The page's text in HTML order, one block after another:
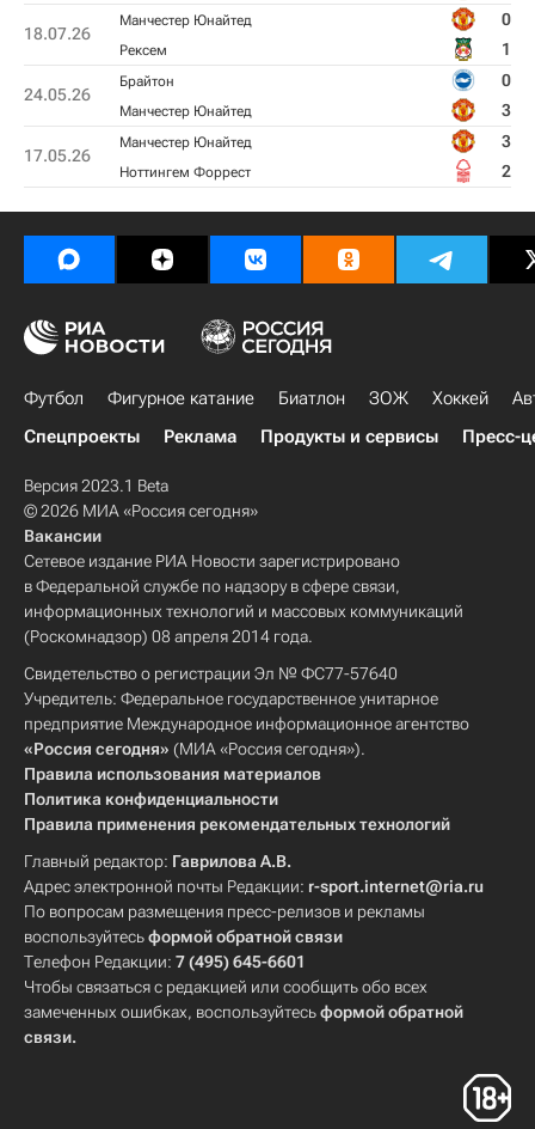
18.07.26
Манчестер Юнайтед 0
Рексем 1
24.05.26
Брайтон 0
Манчестер Юнайтед 3
17.05.26
Манчестер Юнайтед 3
Ноттингем Форрест 2
Футбол Фигурное катание Биатлон ЗОЖ Хоккей
Спецпроекты
Реклама Продукты и сервисы Пресс-
Версия 2023.1 Beta
© 2026 МИА «Россия сегодня»
Вакансии
Сетевое издание РИА Новости зарегистрировано
в Федеральной службе по надзору в сфере связи,
информационных технологий и массовых коммуникаций
(Роскомнадзор) 08 апреля 2014 года.
Свидетельство о регистрации Эл № ФС77-57640
Учредитель: Федеральное государственное унитарное
предприятие Международное информационное агентство
«Россия сегодня» (МИА «Россия сегодня»).
Правила использования материалов
Политика конфиденциальности
Правила применения рекомендательных технологий
Главный редактор: Гаврилова А.В.
Адрес электронной почты Редакции: r-sport.internet@ria.ru
По вопросам размещения пресс-релизов и рекламы
воспользуйтесьформой обратной связи
Телефон Редакции: 7 (495) 645-6601
Чтобы связаться с редакцией или сообщить обо всех
замеченных ошибках, воспользуйтесьформой обратной
связи.